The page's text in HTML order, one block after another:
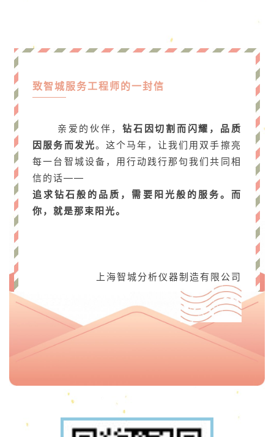
致智城服务工程师的一封信
亲爱的伙伴，钻石因切割而闪耀，品质
因服务而发光。这个马年，让我们用双手擦亮
每一台智城设备，用行动践行那句我们共同相
信的话——
追求钻石般的品质，需要阳光般的服务。而
你，就是那束阳光。
上海智城分析仪器制造有限公司